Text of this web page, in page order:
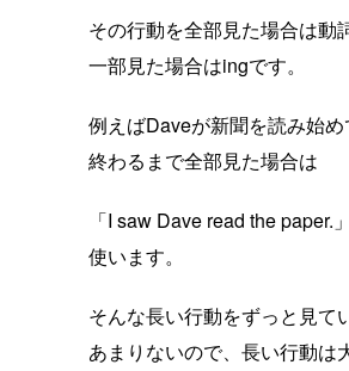
その行動を全部見た場合は動
一部見た場合はingです。
例えばDaveが新聞を読み始
終わるまで全部見た場合は
「I saw Dave read the paper.
使います。
そんな長い行動をずっと見て
あまりないので、長い行動は